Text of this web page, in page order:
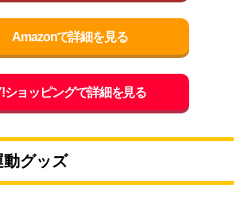
Amazonで詳細を見る
ショッピングで詳細を見る
グッズ